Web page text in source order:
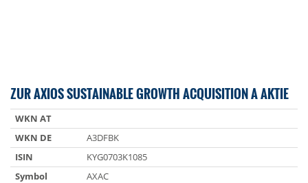
ZUR AXIOS SUSTAINABLE GROWTH ACQUISITION A AKTIE
WKN AT
WKN DE
A3DFBK
ISIN
KYG0703K1085
Symbol
AXAC